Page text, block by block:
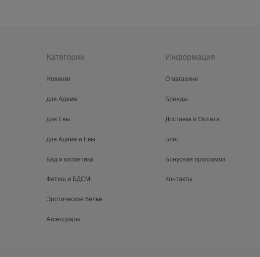
Категории
Новинки
для Адама
для Евы
для Адама и Евы
Бад и косметика
Фетиш и БДСМ
Эротическое белье
Аксессуары
Информация
О магазине
Бренды
Доставка и Оплата
Блог
Бонусная программа
Контакты